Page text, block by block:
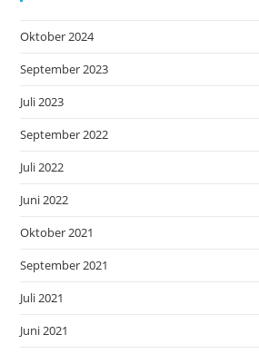
Oktober 2024
September 2023
Juli 2023
September 2022
Juli 2022
Juni 2022
Oktober 2021
September 2021
Juli 2021
Juni 2021